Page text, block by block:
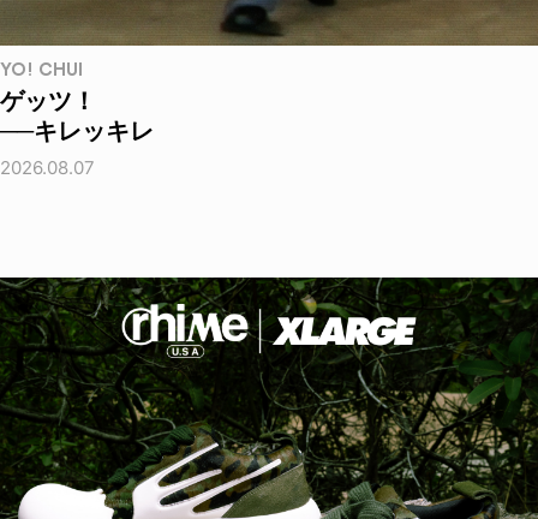
YO! CHUI
ゲッツ！
──キレッキレ
2026.08.07